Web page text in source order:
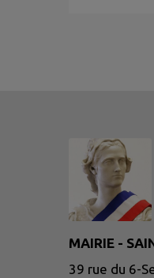
MAIRIE -
39 rue du 6-